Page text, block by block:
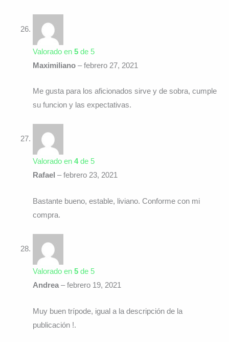
Valorado en 5de 5
Maximiliano – febrero 27, 2021
Me gusta para los aficionados sirve y de sobra, cumple
su funcion y las expectativas.
Valorado en 4de 5
Rafael – febrero 23, 2021
Bastante bueno, estable, liviano. Conforme con mi
compra.
Valorado en 5de 5
Andrea – febrero 19, 2021
Muy buen trípode, igual a la descripción de la
publicación !.